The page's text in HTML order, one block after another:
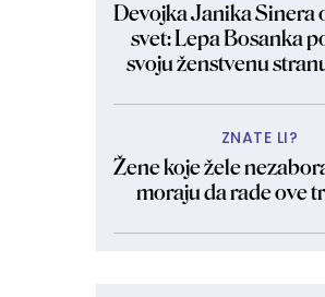
Devojka Janika Sinera
svet: Lepa Bosanka
svoju ženstvenu
ZNATE LI?
Žene koje žele
moraju da rade ove